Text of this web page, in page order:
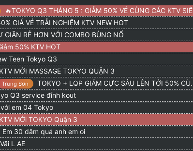
🔥TOKYO Q3 THÁNG 5 : GIẢM 50% VÉ CÙNG CÁC KTV SIÊU HOT
GIÁ VÉ TRẢI NGHIỆM KTV NEW HOT
GIÃN RẺ HƠN VỚI COMBO BÙNG NỔ
50% KTV HOT
Teen Tokyo Q3
MỚI MASSAGE TOKYO QUẬN 3
Trung Sơn TOKYO + LQP GIẢM CỰC SÂU LÊN TỚI 50% CÙNG CODE FREE
Q3 service đỉnh kout
em 04 Tokyo
MỚi TOKYO Quận 3
Em 30 dâm quá anh em oi
L AE